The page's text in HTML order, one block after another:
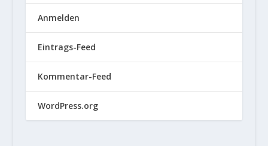
Anmelden
Eintrags-Feed
Kommentar-Feed
WordPress.org